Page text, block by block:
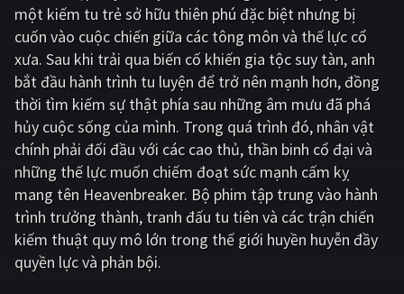
Viễn tưởng Khoa học - Tài liệu
Hoạt hình Thể thao
Tình cảm - Lãng mạn Kỳ ảo
Giật gân Gia đình
Bí ẩn Lịch sử
Viễn Tây Tiểu sử
GameShow DramaTV
một kiếm tu trẻ sở hữu thiên phú đặc biệt nhưng bị
cuốn vào cuộc chiến giữa các tông môn và thế lực cổ
xưa. Sau khi trải qua biến cố khiến gia tộc suy tàn, anh
bắt đầu hành trình tu luyện để trở nên mạnh hơn, đồng
thời tìm kiếm sự thật phía sau những âm mưu đã phá
hủy cuộc sống của mình. Trong quá trình đó, nhân vật
chính phải đối đầu với các cao thủ, thần binh cổ đại và
những thế lực muốn chiếm đoạt sức mạnh cấm kỵ
mang tên Heavenbreaker. Bộ phim tập trung vào hành
trình trưởng thành, tranh đấu tu tiên và các trận chiến
kiếm thuật quy mô lớn trong thế giới huyền huyễn đầy
quyền lực và phản bội.